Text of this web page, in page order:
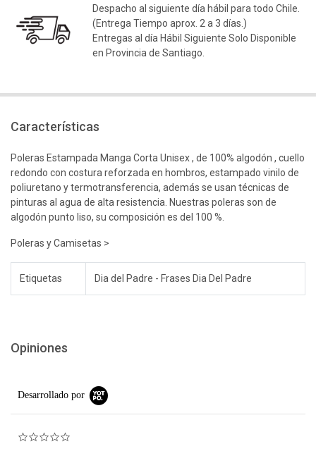
Despacho al siguiente día hábil para todo Chile.
(Entrega Tiempo aprox. 2 a 3 días.)
Entregas al día Hábil Siguiente Solo Disponible
en Provincia de Santiago.
Características
Poleras Estampada Manga Corta Unisex , de 100% algodón , cuello
redondo con costura reforzada en hombros, estampado vinilo de
poliuretano y termotransferencia, además se usan técnicas de
pinturas al agua de alta resistencia. Nuestras poleras son de
algodón punto liso, su composición es del 100 %.
Poleras y Camisetas >
Etiquetas Dia del Padre - Frases Dia Del Padre
Opiniones
Desarrollado por